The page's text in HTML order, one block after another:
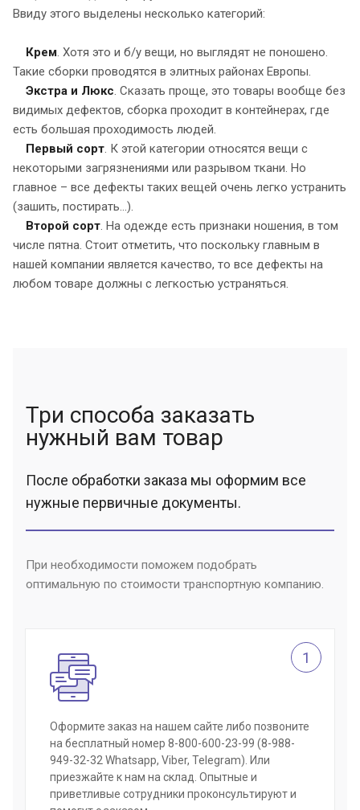
Ввиду этого выделены несколько категорий:
Крем. Хотя это и б/у вещи, но выглядят не поношено.
Такие сборки проводятся в элитных районах Европы.
Экстра и Люкс. Сказать проще, это товары вообще без
видимых дефектов, сборка проходит в контейнерах, где
есть большая проходимость людей.
Первый сорт. К этой категории относятся вещи с
некоторыми загрязнениями или разрывом ткани. Но
главное – все дефекты таких вещей очень легко устранить
(зашить, постирать...).
Второй сорт. На одежде есть признаки ношения, в том
числе пятна. Стоит отметить, что поскольку главным в
нашей компании является качество, то все дефекты на
любом товаре должны с легкостью устраняться.
Три способа заказать
нужный вам товар
После обработки заказа мы оформим все
нужные первичные документы.
При необходимости поможем подобрать
оптимальную по стоимости транспортную компанию.
1
Оформите заказ на нашем сайте либо позвоните
на бесплатный номер 8-800-600-23-99 (8-988-
949-32-32 Whatsapp, Viber, Telegram). Или
приезжайте к нам на склад. Опытные и
приветливые сотрудники проконсультируют и